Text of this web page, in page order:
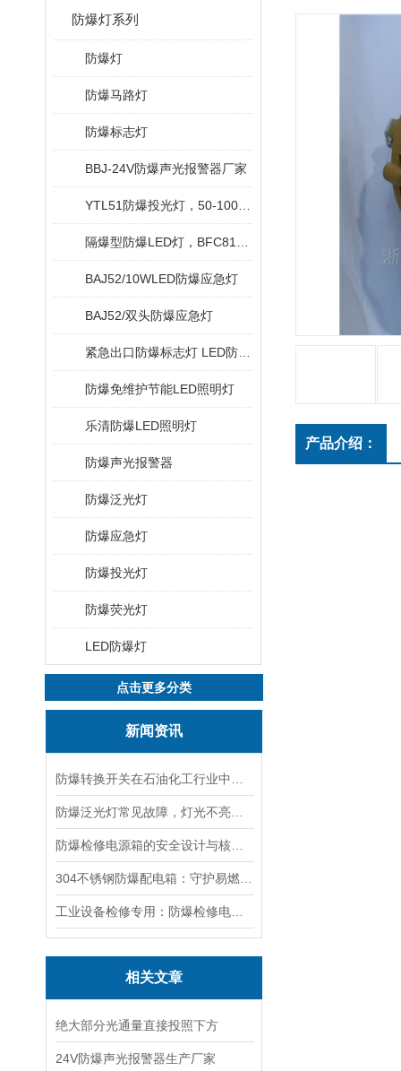
防爆灯系列
防爆灯
防爆马路灯
防爆标志灯
BBJ-24V防爆声光报警器厂家
BAJ52/10WLED防爆应急灯
BAJ52/双头防爆应急灯
防爆免维护节能LED照明灯
乐清防爆LED照明灯
防爆声光报警器
防爆泛光灯
防爆应急灯
防爆投光灯
防爆荧光灯
LED防爆灯
点击更多分类
新闻资讯
相关文章
绝大部分光通量直接投照下方
24V防爆声光报警器生产厂家
产品介绍：